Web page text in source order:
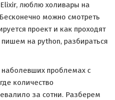
люблю холивары на
можно смотреть
проект и как проходят
на python, разбираться
проблемах с
количество
за сотни. Разберем